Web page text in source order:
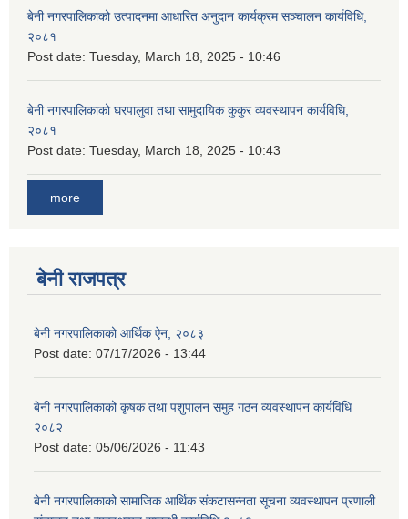
बेनी नगरपालिकाको उत्पादनमा आधारित अनुदान कार्यक्रम सञ्‍चालन कार्यविधि,
२०८१
Post date: Tuesday, March 18, 2025 - 10:46
बेनी नगरपालिकाको घरपालुवा तथा सामुदायिक कुकुर व्यवस्थापन कार्यविधि,
२०८१
Post date: Tuesday, March 18, 2025 - 10:43
more
बेनी राजपत्र
बेनी नगरपालिकाको आर्थिक ऐन, २०८३
Post date: 07/17/2026 - 13:44
बेनी नगरपालिकाको कृषक तथा पशुपालन समुह गठन व्यवस्थापन कार्यविधि
२०८२
Post date: 05/06/2026 - 11:43
बेनी नगरपालिकाको सामाजिक आर्थिक संकटासन्नता सूचना व्यवस्थापन प्रणाली